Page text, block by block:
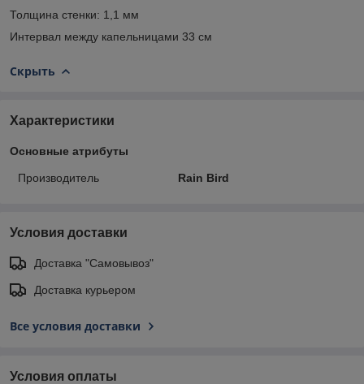
Толщина стенки: 1,1 мм
Интервал между капельницами 33 см
Скрыть
Характеристики
Основные атрибуты
Производитель Rain Bird
Условия доставки
Доставка "Самовывоз"
Доставка курьером
Все условия доставки
Условия оплаты